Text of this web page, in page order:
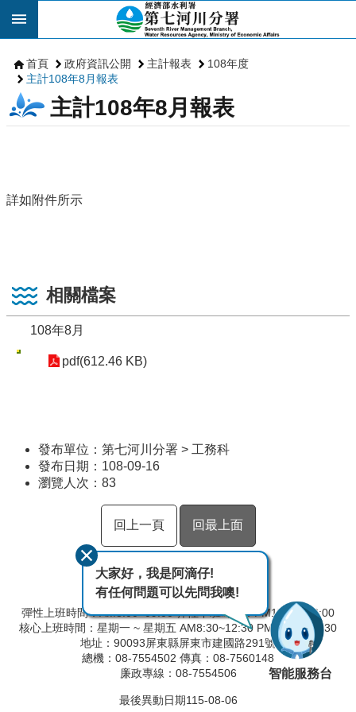
跳到主要內容區塊
首頁 政府資訊公開 主計報表
108年度
主計108年8月報表
主計108年8月報表
詳如附件所示
相關檔案
108年8月
pdf(612.46 KB)
發布單位：第七河川分署 > 工務科
發布日期：108-09-16
瀏覽人次： 83
回上一頁 回最上面
彈性上班時間：AM8:00~09:00 彈性下班時間：PM17:00~18:00
核心上班時間：星期一 ~ 星期五 AM8:30~12:30 PM13:30~17:30
地址：90093屏東縣屏東市建國路291號
總機：08-7554502 傳真：08-7560148
廉政專線：08-7554506
最後異動日期115-08-06
大家好，我是阿滴仔!
有任何問題可以先問我噢!
智能服務台